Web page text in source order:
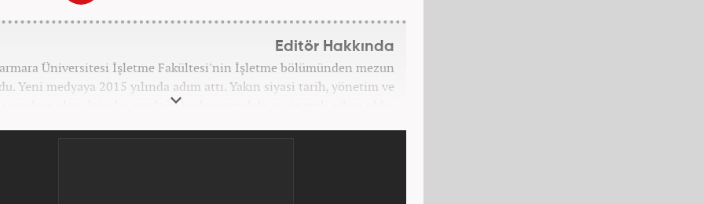
Editör Hakkında
Üniversitesi İşletme Fakültesi'nin İşletme bölümünden mezun
Yeni medyaya 2015 yılında adım attı. Yakın siyasi tarih, yönetim ve
süreçlere olan ilgisi bu mesleğe başlamasındaki en önemli etken oldu.